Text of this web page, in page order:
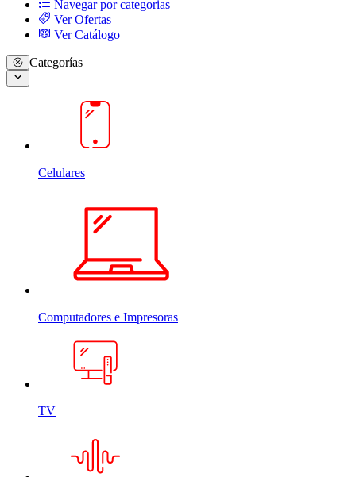
Navegar por categorias
Ver Ofertas
Ver Catálogo
Categorías
Celulares
Computadores e Impresoras
TV